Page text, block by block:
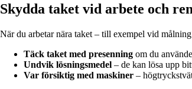
Skydda taket vid arbete och
När du arbetar nära taket – till exempel vid
Täck taket med presenning om du
Undvik lösningsmedel – de kan lösa upp
Var försiktig med maskiner –